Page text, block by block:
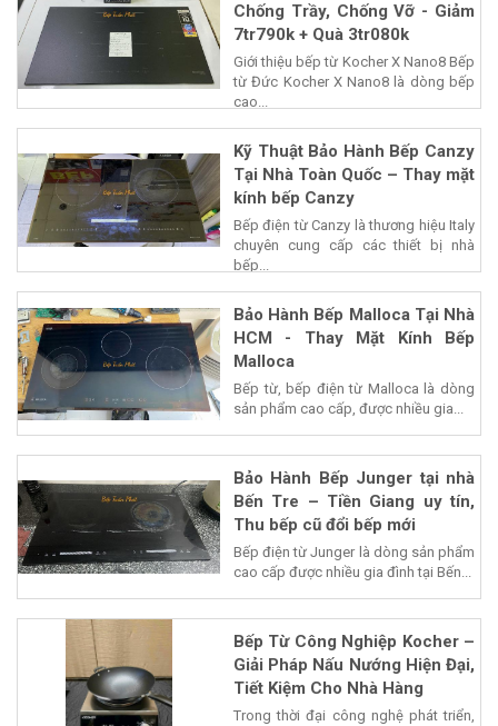
Chống Trầy, Chống Vỡ - Giảm
7tr790k + Quà 3tr080k
Giới thiệu bếp từ Kocher X Nano8 Bếp
từ Đức Kocher X Nano8 là dòng bếp
cao...
Kỹ Thuật Bảo Hành Bếp Canzy
Tại Nhà Toàn Quốc – Thay mặt
kính bếp Canzy
Bếp điện từ Canzy là thương hiệu Italy
chuyên cung cấp các thiết bị nhà
bếp...
Bảo Hành Bếp Malloca Tại Nhà
HCM - Thay Mặt Kính Bếp
Malloca
Bếp từ, bếp điện từ Malloca là dòng
sản phẩm cao cấp, được nhiều gia...
Bảo Hành Bếp Junger tại nhà
Bến Tre – Tiền Giang uy tín,
Thu bếp cũ đổi bếp mới
Bếp điện từ Junger là dòng sản phẩm
cao cấp được nhiều gia đình tại Bến...
Bếp Từ Công Nghiệp Kocher –
Giải Pháp Nấu Nướng Hiện Đại,
Tiết Kiệm Cho Nhà Hàng
Trong thời đại công nghệ phát triển,